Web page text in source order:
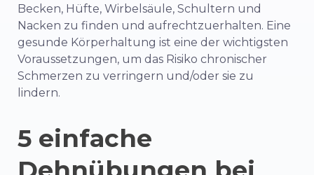
Becken, Hüfte, Wirbelsäule, Schultern und
Nacken zu finden und aufrechtzuerhalten. Eine
gesunde Körperhaltung ist eine der wichtigsten
Voraussetzungen, um das Risiko chronischer
Schmerzen zu verringern und/oder sie zu
lindern.
5 einfache